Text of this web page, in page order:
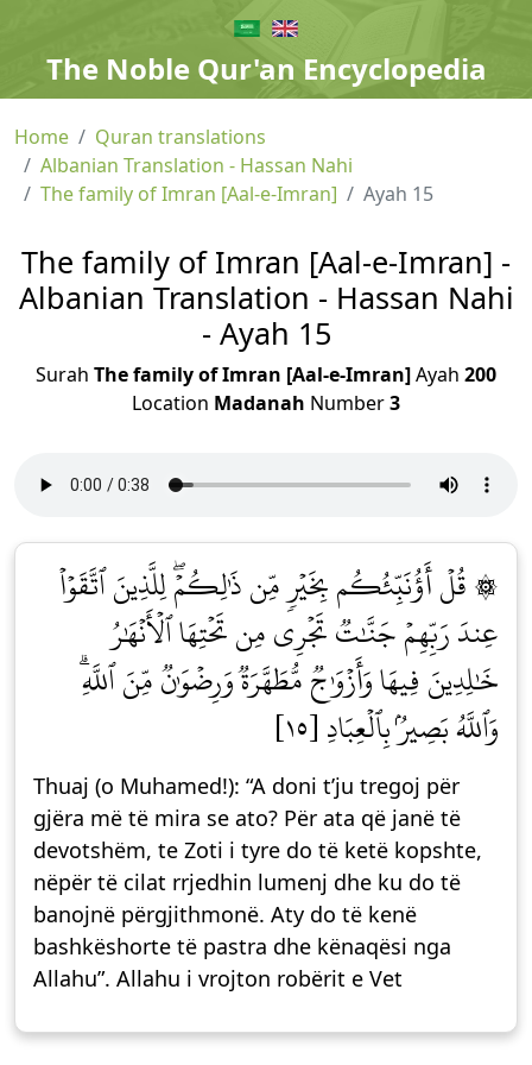
The Noble Qur'an Encyclopedia
Home
Quran translations
Albanian Translation - Hassan Nahi
The family of Imran [Aal-e-Imran]
Ayah 15
The family of Imran [Aal-e-Imran] -
Albanian Translation - Hassan Nahi
- Ayah 15
Surah The family of Imran [Aal-e-Imran]Ayah 200
Location Madanah Number3
۞ قُلۡ أَؤُنَبِّئُكُم بِخَيۡرٖ مِّن ذَٰلِكُمۡۖ لِلَّذِينَ ٱتَّقَوۡاْ
عِندَ رَبِّهِمۡ جَنَّٰتٞ تَجۡرِي مِن تَحۡتِهَا ٱلۡأَنۡهَٰرُ
خَٰلِدِينَ فِيهَا وَأَزۡوَٰجٞ مُّطَهَّرَةٞ وَرِضۡوَٰنٞ مِّنَ ٱللَّهِۗ
وَٱللَّهُ بَصِيرُۢ بِٱلۡعِبَادِ [١٥]
Thuaj (o Muhamed!): “A doni t’ju tregoj për
gjëra më të mira se ato? Për ata që janë të
devotshëm, te Zoti i tyre do të ketë kopshte,
nëpër të cilat rrjedhin lumenj dhe ku do të
banojnë përgjithmonë. Aty do të kenë
bashkëshorte të pastra dhe kënaqësi nga
Allahu”. Allahu i vrojton robërit e Vet